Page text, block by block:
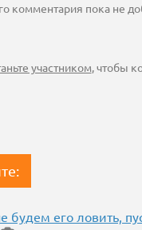
комментария пока не
участником, чтобы
будем его ловить,